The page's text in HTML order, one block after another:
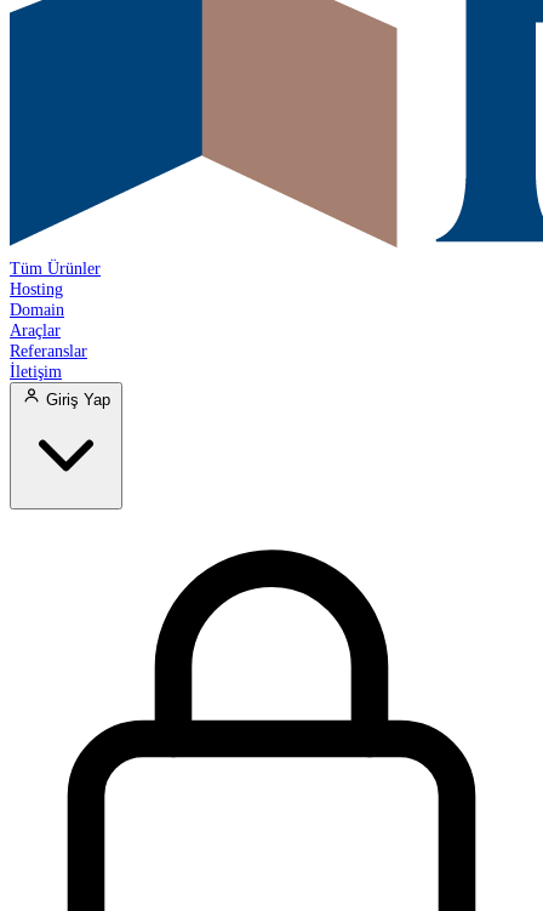
Tüm Ürünler
Hosting
Domain
Araçlar
Referanslar
İletişim
Giriş Yap